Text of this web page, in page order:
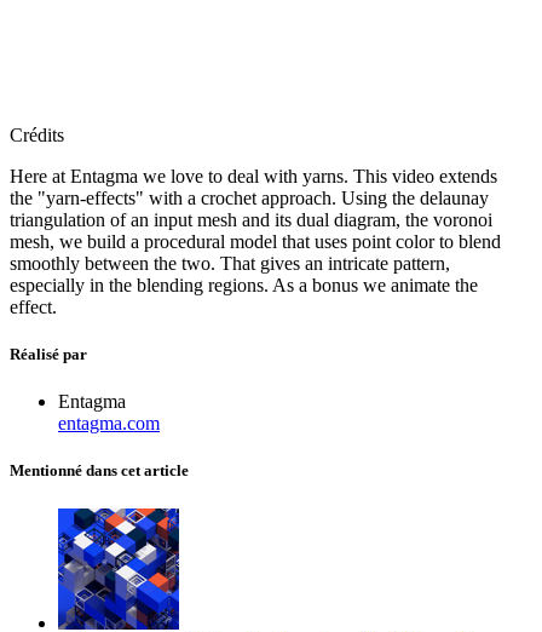
Crédits
Here at Entagma we love to deal with yarns. This video extends
the "yarn-effects" with a crochet approach. Using the delaunay
triangulation of an input mesh and its dual diagram, the voronoi
mesh, we build a procedural model that uses point color to blend
smoothly between the two. That gives an intricate pattern,
especially in the blending regions. As a bonus we animate the
effect.
Réalisé par
Entagma
entagma.com
Mentionné dans cet article